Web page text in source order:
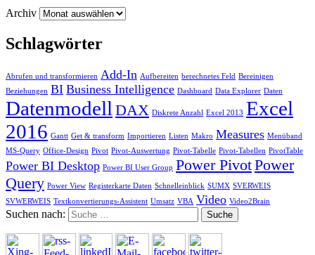
Archiv
Schlagwörter
Abrufen und transformieren Add-In Aufbereiten berechnetes Feld Bereinigen
Beziehungen BI Business Intelligence Dashboard Data Explorer Daten
Datenmodell DAX Diskrete Anzahl Excel 2013 Excel
2016 Gantt Get & transform Importieren Listen Makro Measures Menüband
MS-Query Office-Design Pivot Pivot-Auswertung Pivot-Tabelle Pivot-Tabellen PivotTable
Power BI Desktop Power BI User Group Power PivotPower
Query Power View Registerkarte Daten Schnelleinblick SUMX SVERWEIS
SVWERWEIS Textkonvertierungs-Assistent Umsatz VBA Video Video2Brain
Suchen nach: